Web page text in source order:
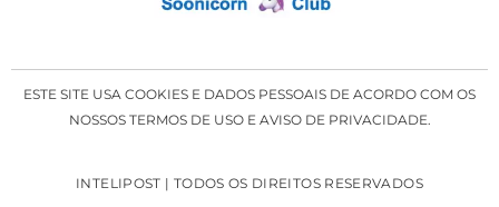
ESTE SITE USA COOKIES E DADOS PESSOAIS DE ACORDO COM OS
NOSSOS TERMOS DE USO E AVISO DE PRIVACIDADE.
INTELIPOST | TODOS OS DIREITOS RESERVADOS